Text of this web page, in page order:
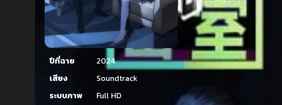
ปีที่ฉาย
2024
เสียง
Soundtrack
ระบบภาพ
Full HD